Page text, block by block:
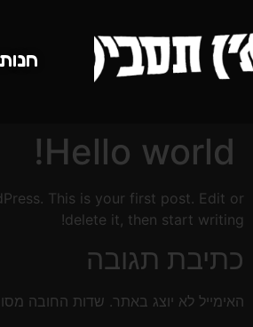
חנות
Hello world!
This is your first post. Edit or
delete it, then start writing!
כתיבת תגובה
האימייל לא יוצג באתר. שדות החובה